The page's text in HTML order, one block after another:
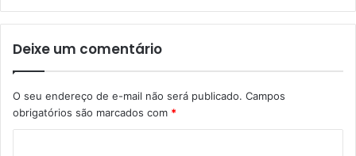
Deixe um comentário
O seu endereço de e-mail não será publicado. Campos
obrigatórios são marcados com *